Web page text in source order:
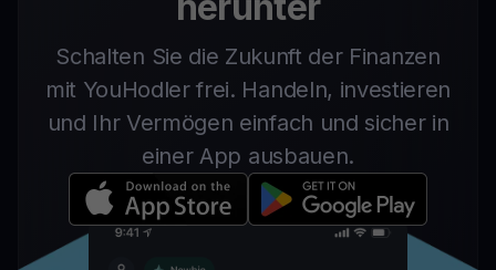
Schalten Sie die Zukunft der Finanzen
mit YouHodler frei. Handeln, investieren
und Ihr Vermögen einfach und sicher in
einer App ausbauen.